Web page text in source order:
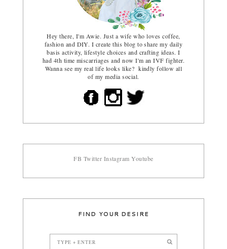
Hey there, I'm Awie. Just a wife who loves coffee,
fashion and DIY. I create this blog to share my daily
basis activity, lifestyle choices and crafting ideas. I
had 4th time miscarriages and now I'm an IVF fighter.
Wanna see my real life looks like? kindly follow all
of my media social.
FB Twitter Instagram Youtube
FIND YOUR DESIRE